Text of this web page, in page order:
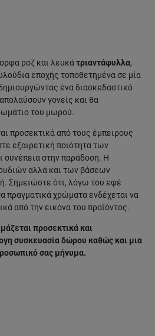
ροζ και λευκά τριαντάφυλλα,
εποχής τοποθετημένα σε μία
ένα διασκεδαστικό
γονείς και θα
του μωρού.
προσεκτικά από τους έμπειρους
εξαιρετική ποιότητα των
συνέπεια στην παράδοση. Η
αλλά και των βάσεων
Σημειώστε ότι, λόγω του εφέ
πραγματικά χρώματα ενδέχεται να
από την εικόνα του προϊόντος.
προσεκτικά και
συσκευασία δώρου καθώς και μια
σας μήνυμα.